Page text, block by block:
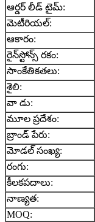
ఆర్డర్ లీడ్ టైమ్:
మెటీరియల్:
ఆకారం:
రైన్‌స్టోన్స్ రకం:
సాంకేతికతలు:
శైలి:
వా డు:
మూల ప్రదేశం:
బ్రాండ్ పేరు:
మోడల్ సంఖ్య:
రంగు:
కీలకపదాలు:
నాణ్యత:
MOQ: